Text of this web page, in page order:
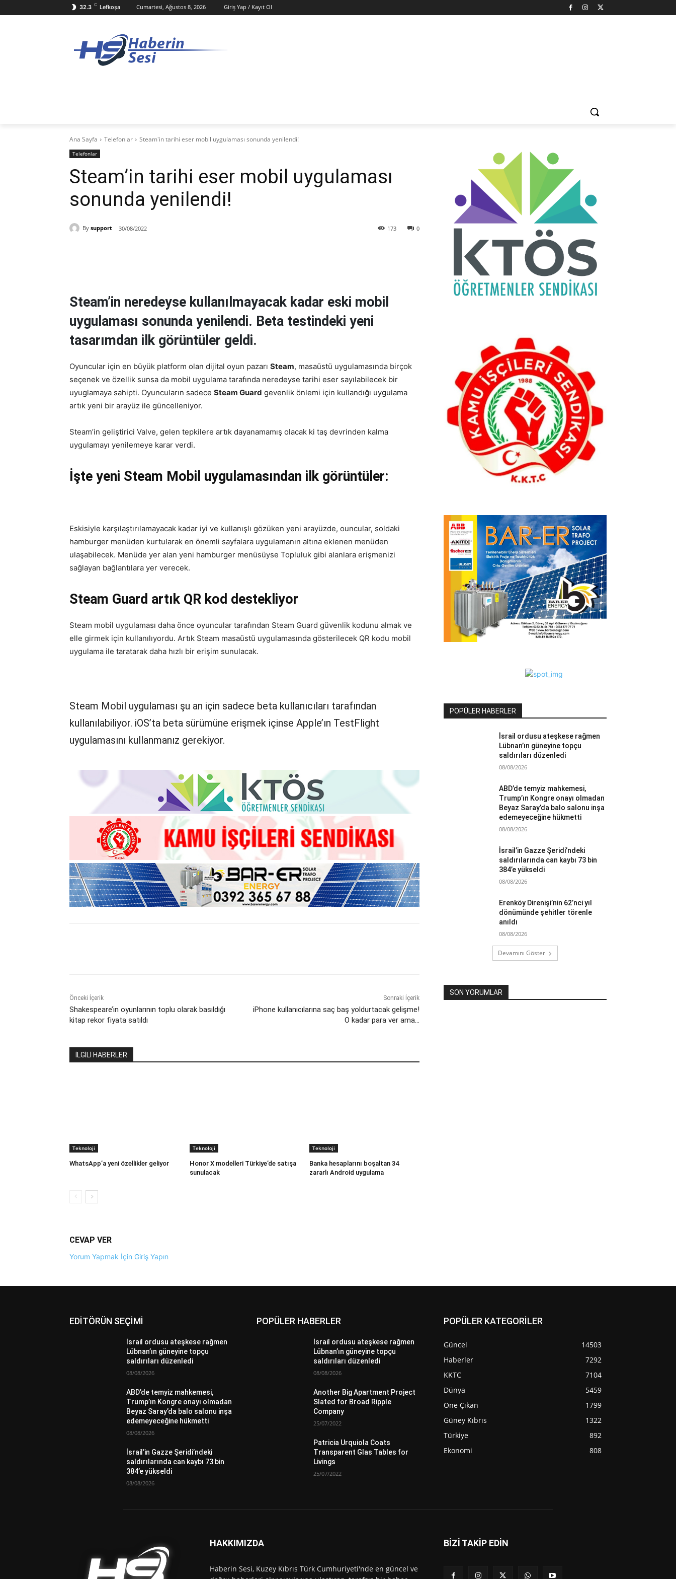
32.3 C Lefkoşa Cumartesi, Ağustos 8, 2026 Giriş Yap / Kayıt Ol
Ana Sayfa Telefonlar Steam'in tarihi eser mobil uygulaması sonunda yenilendi!
Telefonlar
Steam’in tarihi eser mobil uygulaması
sonunda yenilendi!
By support 30/08/2022 0
173
Steam’in neredeyse kullanılmayacak kadar eski mobil
uygulaması sonunda yenilendi. Beta testindeki yeni
tasarımdan ilk görüntüler geldi.
Oyuncular için en büyük platform olan dijital oyun pazarı Steam, masaüstü uygulamasında birçok
seçenek ve özellik sunsa da mobil uygulama tarafında neredeyse tarihi eser sayılabilecek bir
uyuglamaya sahipti. Oyuncuların sadece Steam Guard gevenlik önlemi için kullandığı uygulama
artık yeni bir arayüz ile güncelleniyor.
Steam’in geliştirici Valve, gelen tepkilere artık dayanamamış olacak ki taş devrinden kalma
uygulamayı yenilemeye karar verdi.
İşte yeni Steam Mobil uygulamasından ilk görüntüler:
Eskisiyle karşılaştırılamayacak kadar iyi ve kullanışlı gözüken yeni arayüzde, ouncular, soldaki
hamburger menüden kurtularak en önemli sayfalara uygulamanın altına eklenen menüden
ulaşabilecek. Menüde yer alan yeni hamburger menüsüyse Topluluk gibi alanlara erişmenizi
sağlayan bağlantılara yer verecek.
Steam Guard artık QR kod destekliyor
Steam mobil uygulaması daha önce oyuncular tarafından Steam Guard güvenlik kodunu almak ve
elle girmek için kullanılıyordu. Artık Steam masaüstü uygulamasında gösterilecek QR kodu mobil
uygulama ile taratarak daha hızlı bir erişim sunulacak.
Steam Mobil uygulaması şu an için sadece beta kullanıcıları tarafından
kullanılabiliyor. iOS’ta beta sürümüne erişmek içinse Apple’ın TestFlight
uygulamasını kullanmanız gerekiyor.
Önceki İçerik
Shakespeare’in oyunlarının toplu olarak basıldığı
kitap rekor fiyata satıldı
Sonraki İçerik
iPhone kullanıcılarına saç baş yoldurtacak gelişme!
O kadar para ver ama…
İLGİLİ HABERLER
Teknoloji
WhatsApp’a yeni özellikler geliyor
Teknoloji
Honor X modelleri Türkiye’de satışa
sunulacak
Teknoloji
Banka hesaplarını boşaltan 34
zararlı Android uygulama
CEVAP VER
Yorum Yapmak İçin Giriş Yapın
POPÜLER HABERLER
İsrail ordusu ateşkese rağmen
Lübnan’ın güneyine topçu
saldırıları düzenledi
08/08/2026
ABD’de temyiz mahkemesi,
Trump’ın Kongre onayı olmadan
Beyaz Saray’da balo salonu inşa
edemeyeceğine hükmetti
08/08/2026
İsrail’in Gazze Şeridi’ndeki
saldırılarında can kaybı 73 bin
384’e yükseldi
08/08/2026
Erenköy Direnişi’nin 62’nci yıl
dönümünde şehitler törenle
anıldı
08/08/2026
Devamını Göster
SON YORUMLAR
EDİTÖRÜN SEÇİMİ
İsrail ordusu ateşkese rağmen
Lübnan’ın güneyine topçu
saldırıları düzenledi
08/08/2026
ABD’de temyiz mahkemesi,
Trump’ın Kongre onayı olmadan
Beyaz Saray’da balo salonu inşa
edemeyeceğine hükmetti
08/08/2026
İsrail’in Gazze Şeridi’ndeki
saldırılarında can kaybı 73 bin
384’e yükseldi
08/08/2026
POPÜLER HABERLER
İsrail ordusu ateşkese rağmen
Lübnan’ın güneyine topçu
saldırıları düzenledi
08/08/2026
Another Big Apartment Project
Slated for Broad Ripple
Company
25/07/2022
Patricia Urquiola Coats
Transparent Glas Tables for
Livings
25/07/2022
POPÜLER KATEGORİLER
Güncel
14503
Haberler
7292
KKTC
7104
Dünya
5459
Öne Çıkan
1799
Güney Kıbrıs
1322
Türkiye
892
Ekonomi
808
HAKKIMIZDA
Haberin Sesi, Kuzey Kıbrıs Türk Cumhuriyeti'nde en güncel ve
BİZİ TAKİP EDİN